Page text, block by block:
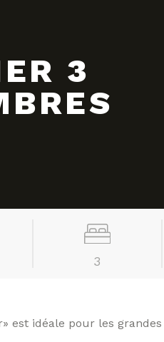
3
3
est idéale pour les